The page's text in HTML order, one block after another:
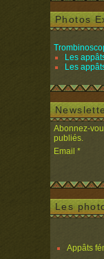
Photos
Les
Les
Abonnez-
publiés.
Email
Les
Appâts